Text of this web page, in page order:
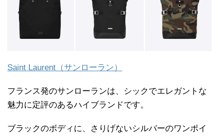
Saint Laurent（サンローラン）
フランス発のサンローランは、シックでエレガントな
魅力に定評のあるハイブランドです。
ブラックのボディに、さりげないシルバーのワンポイ